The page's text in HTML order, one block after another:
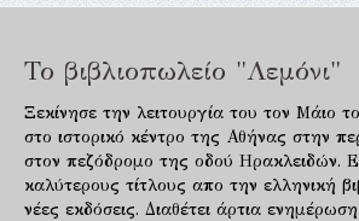
Το βιβλιοπωλείο "Λεμόνι"
Ξεκίνησε την λειτουργία του τον Μάιο
στο ιστορικό κέντρο της Αθήνας στην
στον πεζόδρομο της οδού Ηρακλειδών.
καλύτερους τίτλους απο την ελληνική
νέες εκδόσεις. Διαθέτει άρτια